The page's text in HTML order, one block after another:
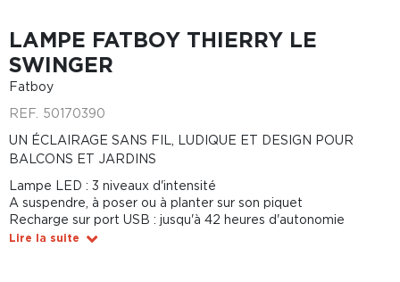
LAMPE FATBOY THIERRY LE
SWINGER
Fatboy
REF. 50170390
UN ÉCLAIRAGE SANS FIL, LUDIQUE ET DESIGN POUR
BALCONS ET JARDINS
Lampe LED : 3 niveaux d'intensité
A suspendre, à poser ou à planter sur son piquet
Recharge sur port USB : jusqu'à 42 heures d'autonomie
Lire la suite